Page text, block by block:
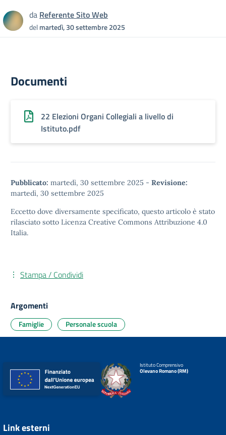
da Referente Sito Web
delmartedì, 30 settembre 2025
Documenti
22 Elezioni Organi Collegiali a livello di
Istituto.pdf
Pubblicato: martedì, 30 settembre 2025 - Revisione:
martedì, 30 settembre 2025
Eccetto dove diversamente specificato, questo articolo è stato
rilasciato sotto Licenza Creative Commons Attribuzione 4.0
Italia.
Stampa / Condividi
Argomenti
Famiglie Personale scuola
Istituto Comprensivo
Olevano Romano (RM)
Link esterni